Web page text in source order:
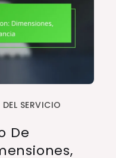
SERVICIO
De